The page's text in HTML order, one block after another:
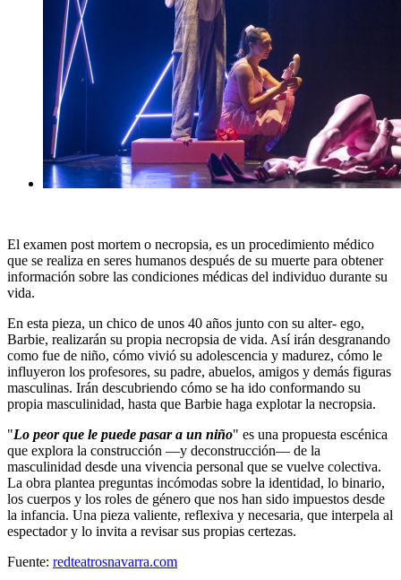
El examen post mortem o necropsia, es un procedimiento médico
que se realiza en seres humanos después de su muerte para obtener
información sobre las condiciones médicas del individuo durante su
vida.
En esta pieza, un chico de unos 40 años junto con su alter- ego,
Barbie, realizarán su propia necropsia de vida. Así irán desgranando
como fue de niño, cómo vivió su adolescencia y madurez, cómo le
influyeron los profesores, su padre, abuelos, amigos y demás figuras
masculinas. Irán descubriendo cómo se ha ido conformando su
propia masculinidad, hasta que Barbie haga explotar la necropsia.
"Lo peor que le puede pasar a un niño" es una propuesta escénica
que explora la construcción —y deconstrucción— de la
masculinidad desde una vivencia personal que se vuelve colectiva.
La obra plantea preguntas incómodas sobre la identidad, lo binario,
los cuerpos y los roles de género que nos han sido impuestos desde
la infancia. Una pieza valiente, reflexiva y necesaria, que interpela al
espectador y lo invita a revisar sus propias certezas.
Fuente: redteatrosnavarra.com